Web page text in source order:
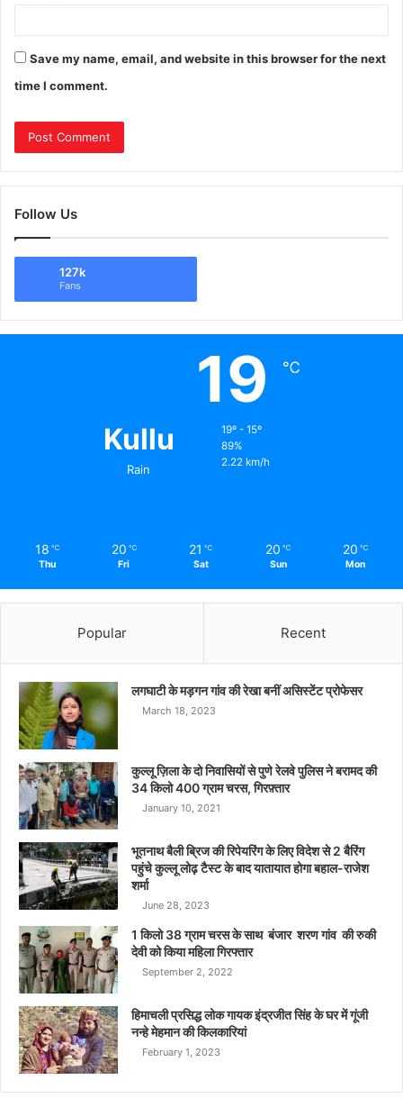
Save my name, email, and website in this browser for the next
time I comment.
Follow Us
127k
Fans
Kullu
Rain
19 ℃
19º - 15º
89%
2.22 km/h
18 ℃
Thu
20 ℃
Fri
21 ℃
Sat
20 ℃
Sun
20 ℃
Mon
Popular Recent
लगघाटी के मड़गन गांव की रेखा बनीं असिस्टेंट प्रोफेसर
March 18, 2023
कुल्लू ज़िला के दो निवासियों से पुणे रेलवे पुलिस ने बरामद की
34 किलो 400 ग्राम चरस, गिरफ़्तार
January 10, 2021
भूतनाथ बैली ब्रिज की रिपेयरिंग के लिए विदेश से 2 बैरिंग
पहुंचे कुल्लू लोढ़ टैस्ट के बाद यातायात होगा बहाल-राजेश
शर्मा
June 28, 2023
1 किलो 38 ग्राम चरस के साथ बंजार शरण गांव की रुकी
देवी को किया महिला गिरफ्तार
September 2, 2022
हिमाचली प्रसिद्ध लोक गायक इंद्रजीत सिंह के घर में गूंजी
नन्हे मेहमान की किलकारियां
February 1, 2023